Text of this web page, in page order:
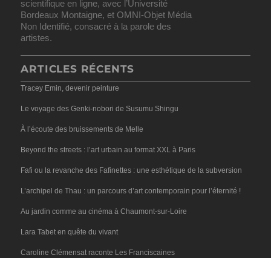
scientifique en ligne, avec l’Université
Bordeaux Montaigne, et OMNI-Objet Média
Non Identifié, consacré à la parole des
artistes.
ARTICLES RÉCENTS
Tracey Emin, devenir peinture
Le voyage des Genki-nobori de Susumu Shingu
À l’écoute des bruissements de Melle
Beyond the streets : l’art urbain au format XXL à Paris
Fafi ou la revanche des Fafinettes : une esthétique de la subversion
L’archipel de Thau : un parcours d’art contemporain pour l’éternité !
Au jardin comme au cinéma à Chaumont-sur-Loire
Lara Tabet en quête du vivant
Caroline Clémensat raconte Les Franciscaines